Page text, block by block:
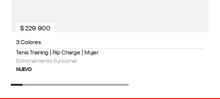
3 Colores
Tenis Training | Flip Charge | Mujer
Entrenamiento Funcional
NUEVO
$229.900